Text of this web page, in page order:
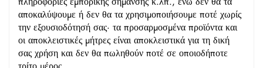
αποκαλύψουμε ή δεν θα τα χρησιμοποιήσουμε ποτέ χωρίς
την εξουσιοδότησή σας· τα προσαρμοσμένα προϊόντα και
οι αποκλειστικές μήτρες είναι αποκλειστικά για τη δική
σας χρήση και δεν θα πωληθούν ποτέ σε οποιοδήποτε